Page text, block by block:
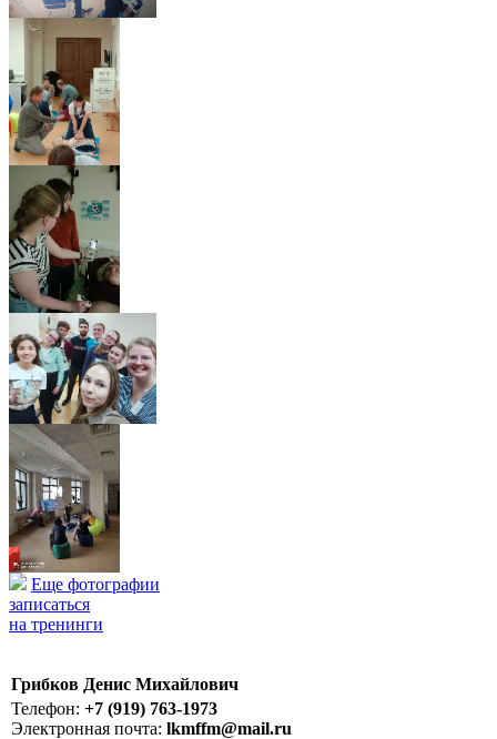
Еще фотографии
записаться
на тренинги
Грибков Денис Михайлович
Телефон: +7 (919) 763-1973
Электронная почта: lkmffm@mail.ru